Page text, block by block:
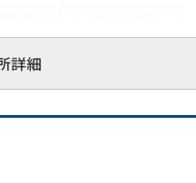
詳細
り